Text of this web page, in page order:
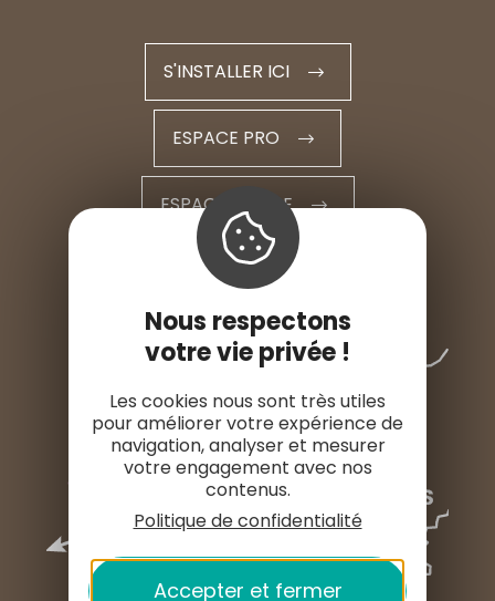
S'INSTALLER ICI
ESPACE PRO
ESPACE PRESSE
Nous respectons
votre vie privée !
Les cookies nous sont très utiles
pour améliorer votre expérience de
navigation, analyser et mesurer
votre engagement avec nos
contenus.
Politique de confidentialité
Accepter et fermer